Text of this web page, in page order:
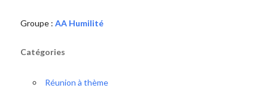
Groupe : AA Humilité
Catégories
Réunion à thème